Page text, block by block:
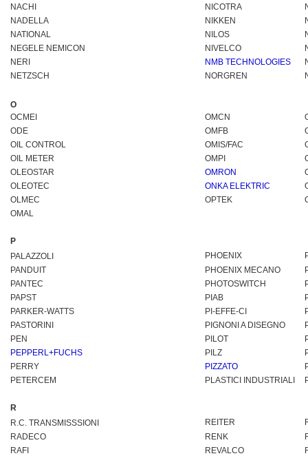
NACHI NICOTRA
NADELLA
NIKKEN
NATIONAL
NILOS
NEGELE NEMICON
NIVELCO
NERI
NMB TECHNOLOGIES
NETZSCH
NORGREN
O
OCMEI
OMCN
ODE
OMFB
OIL CONTROL
OMIS/FAC
OIL METER
OMPI
OLEOSTAR
OMRON
OLEOTEC
ONKA ELEKTRIC
OLMEC
OPTEK
OMAL
P
PALAZZOLI
PHOENIX
PANDUIT
PHOENIX MECANO
PANTEC
PHOTOSWITCH
PAPST
PIAB
PARKER-WATTS
PI-EFFE-CI
PASTORINI
PIGNONI A DISEGNO
PEN
PILOT
PEPPERL+FUCHS
PILZ
PERRY
PIZZATO
PETERCEM
PLASTICI INDUSTRIALI
R
R.C. TRANSMISSSIONI
REITER
RADECO
RENK
RAFI
REVALCO